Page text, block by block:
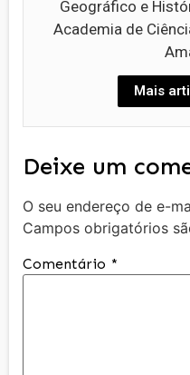
Geográfico e
Academia de
Mais
Deixe um
O seu endereço de e-
Campos obrigatórios
Comentário *